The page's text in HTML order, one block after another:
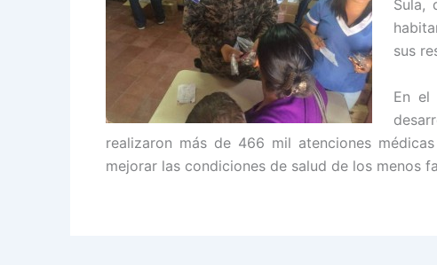
Sula,
sus
En el
realizaron más de 466 mil atenciones
mejorar las condiciones de salud de los menos